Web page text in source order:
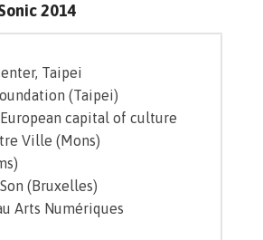
2014
Taipei
(Taipei)
capital of culture
Ville (Mons)
(Bruxelles)
Arts Numériques